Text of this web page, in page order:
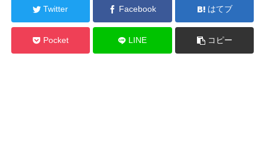
Twitter Facebook はてブ
Pocket LINE コピー